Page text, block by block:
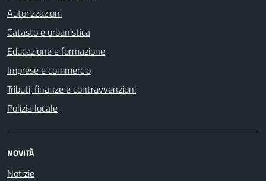
Autorizzazioni
Catasto e urbanistica
Educazione e formazione
Imprese e commercio
Tributi, finanze e contravvenzioni
Polizia locale
NOVITÀ
Notizie